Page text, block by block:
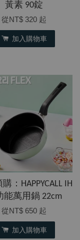
黃素 90錠
從NT$ 320 起
加入購物車
：HAPPYCALL IH
能萬用鍋 22cm
從NT$ 650 起
加入購物車